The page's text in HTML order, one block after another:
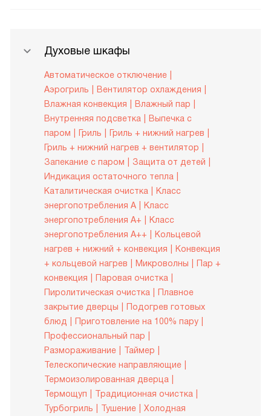
Духовые шкафы
Автоматическое отключение
Аэрогриль
Вентилятор охлаждения
Влажная конвекция
Влажный пар
Внутренняя подсветка
Выпечка с
паром
Гриль
Гриль + нижний нагрев
Гриль + нижний нагрев + вентилятор
Запекание с паром
Защита от детей
Индикация остаточного тепла
Каталитическая очистка
Класс
энергопотребления A
Класс
энергопотребления A+
Класс
энергопотребления A++
Кольцевой
нагрев + нижний + конвекция
Конвекция
+ кольцевой нагрев
Микроволны
Пар +
конвекция
Паровая очистка
Пиролитическая очистка
Плавное
закрытие дверцы
Подогрев готовых
блюд
Приготовление на 100% пару
Профессиональный пар
Размораживание
Таймер
Телескопические направляющие
Термоизолированная дверца
Термощуп
Традиционная очистка
Турбогриль
Тушение
Холодная